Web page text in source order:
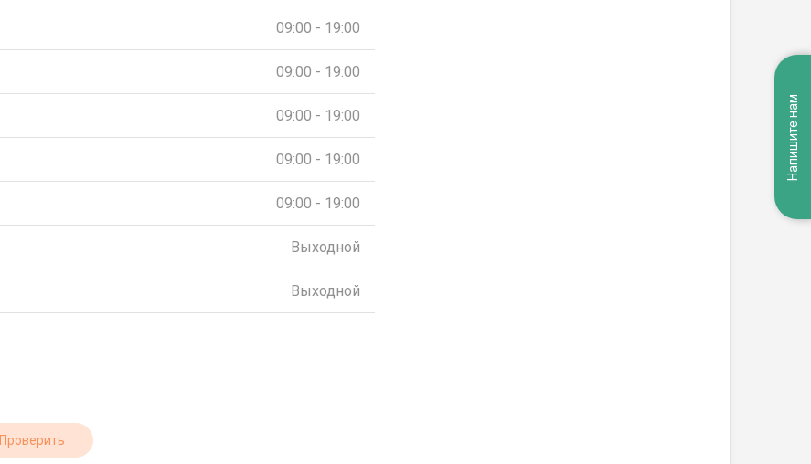
09:00 - 19:00
09:00 - 19:00
09:00 - 19:00
09:00 - 19:00
09:00 - 19:00
Выходной
Выходной
Проверить
Напишите нам